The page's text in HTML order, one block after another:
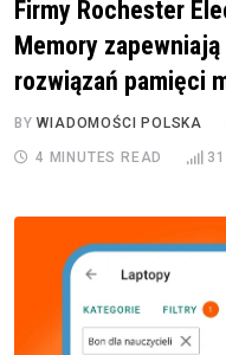
Firmy Rochester
Memory
rozwiązań pamięci
BYWIADOMOŚCI POLSKA
4 MINUTES READ